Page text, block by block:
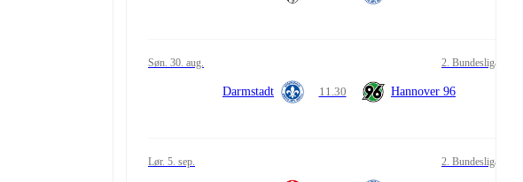
søn. 30. aug. 2. Bundesliga
Darmstadt 11.30 Hannover 96
lør. 5. sep. 2. Bundesliga